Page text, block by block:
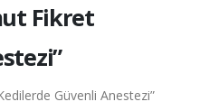
Fikret